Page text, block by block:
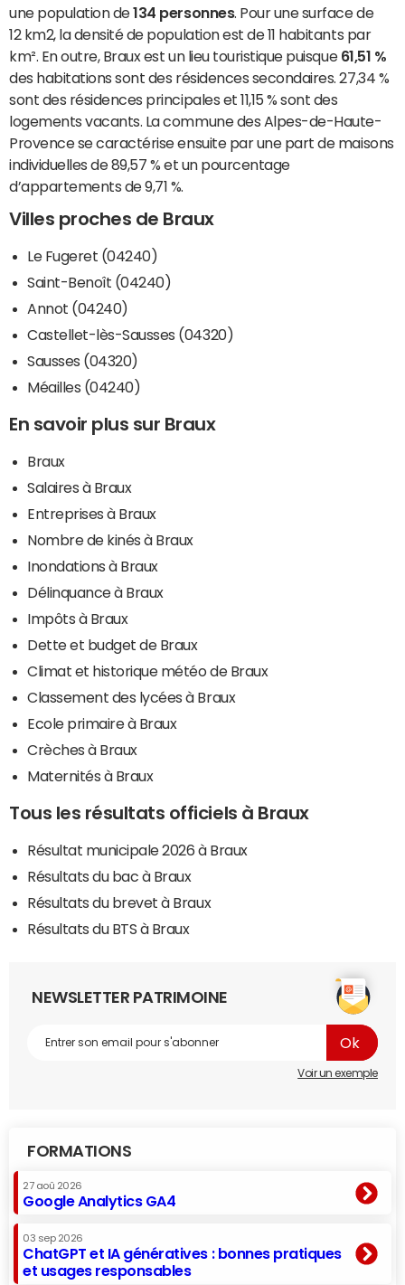
une population de134 personnes. Pour une surface de
12 km2, la densité de population est de 11 habitants par
km². En outre, Braux est un lieu touristique puisque 61,51 %
des habitations sont des résidences secondaires. 27,34 %
sont des résidences principales et 11,15 % sont des
logements vacants. La commune des Alpes-de-Haute-
Provence se caractérise ensuite par une part de maisons
individuelles de 89,57 % et un pourcentage
d’appartements de 9,71 %.
Villes proches de Braux
Le Fugeret (04240)
Saint-Benoît (04240)
Annot (04240)
Castellet-lès-Sausses (04320)
Sausses (04320)
Méailles (04240)
En savoir plus sur Braux
Braux
Salaires à Braux
Entreprises à Braux
Nombre de kinés à Braux
Inondations à Braux
Délinquance à Braux
Impôts à Braux
Dette et budget de Braux
Climat et historique météo de Braux
Classement des lycées à Braux
Ecole primaire à Braux
Crèches à Braux
Maternités à Braux
Tous les résultats officiels à Braux
Résultat municipale 2026 à Braux
Résultats du bac à Braux
Résultats du brevet à Braux
Résultats du BTS à Braux
NEWSLETTER PATRIMOINE
Voir un exemple
FORMATIONS
27 aoû 2026
Google Analytics GA4
03 sep 2026
ChatGPT et IA génératives : bonnes pratiques
et usages responsables